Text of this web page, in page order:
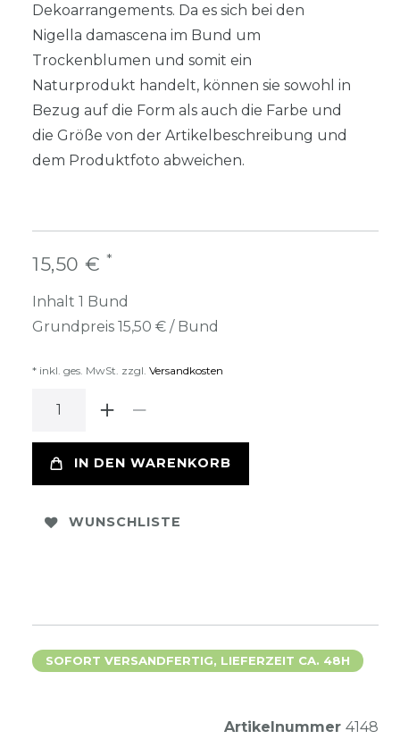
Dekoarrangements. Da es sich bei den
Nigella damascena im Bund um
Trockenblumen und somit ein
Naturprodukt handelt, können sie sowohl in
Bezug auf die Form als auch die Farbe und
die Größe von der Artikelbeschreibung und
dem Produktfoto abweichen.
15,50 € *
Inhalt 1 Bund
Grundpreis 15,50 € / Bund
* inkl. ges. MwSt. zzgl. Versandkosten
IN DEN WARENKORB
WUNSCHLISTE
SOFORT VERSANDFERTIG, LIEFERZEIT CA. 48H
Artikelnummer 4148